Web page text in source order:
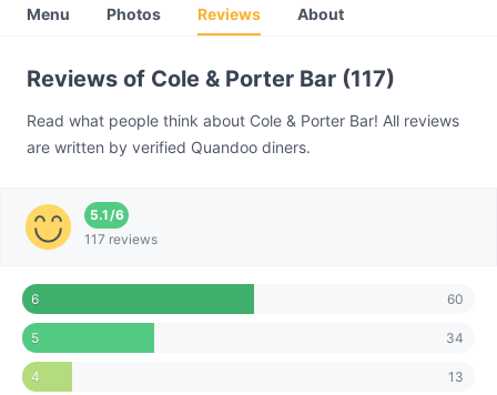
Menu Photos Reviews About
Reviews of Cole & Porter Bar (117)
Read what people think about Cole & Porter Bar! All reviews
are written by verified Quandoo diners.
5.1/6
117 reviews
6 60
5 34
4 13